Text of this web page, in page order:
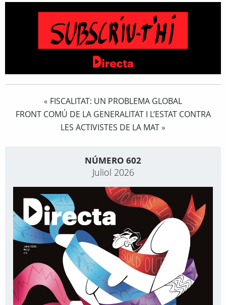
« FISCALITAT: UN PROBLEMA GLOBAL
FRONT COMÚ DE LA GENERALITAT I L’ESTAT CONTRA
LES ACTIVISTES DE LA MAT »
NÚMERO 602
Juliol 2026